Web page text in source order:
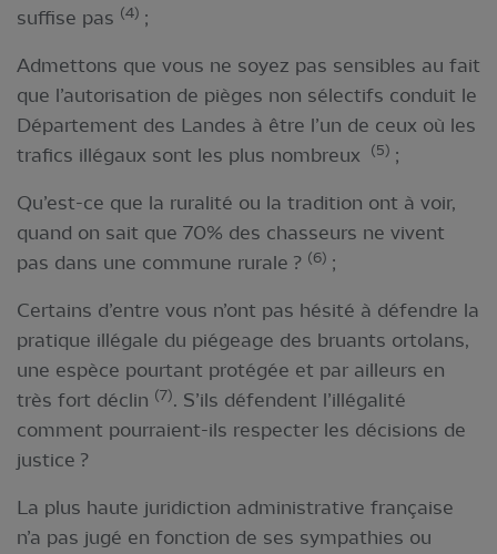
suffise pas (4) ;
Admettons que vous ne soyez pas sensibles au fait
que l’autorisation de pièges non sélectifs conduit le
Département des Landes à être l’un de ceux où les
trafics illégaux sont les plus nombreux
(5) ;
Qu’est-ce que la ruralité ou la tradition ont à voir,
quand on sait que 70% des chasseurs ne vivent
pas dans une commune rurale ? (6) ;
Certains d’entre vous n’ont pas hésité à défendre la
pratique illégale du piégeage des bruants ortolans,
une espèce pourtant protégée et par ailleurs en
très fort déclin (7). S’ils défendent l’illégalité
comment pourraient-ils respecter les décisions de
justice ?
La plus haute juridiction administrative française
n’a pas jugé en fonction de ses sympathies ou